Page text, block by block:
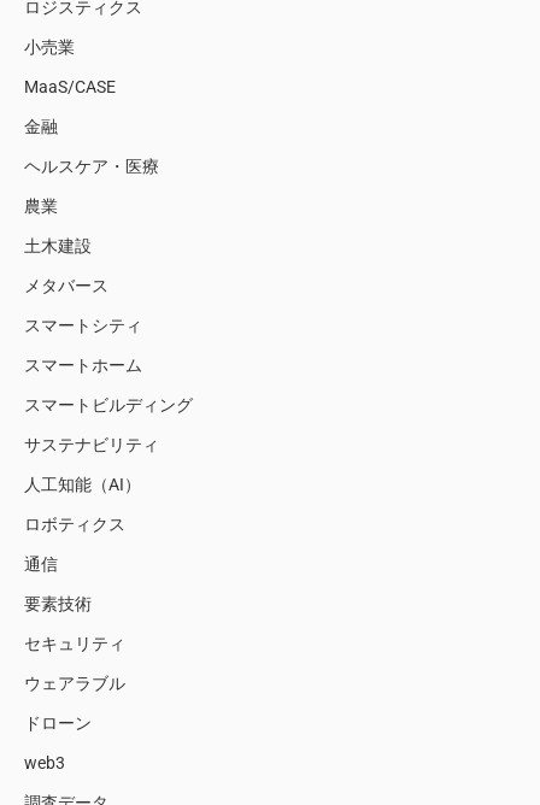
ロジスティクス
小売業
MaaS/CASE
金融
ヘルスケア・医療
農業
土木建設
メタバース
スマートシティ
スマートホーム
スマートビルディング
サステナビリティ
人工知能（AI）
ロボティクス
通信
要素技術
セキュリティ
ウェアラブル
ドローン
web3